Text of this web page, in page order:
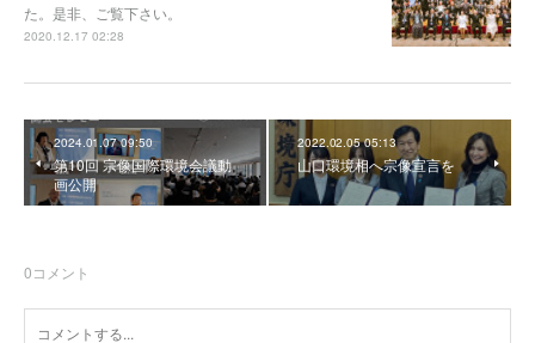
た。是非、ご覧下さい。
2020.12.17 02:28
2024.01.07 09:50
第10回 宗像国際環境会議動
画公開
2022.02.05 05:13
山口環境相へ宗像宣言を
0コメント